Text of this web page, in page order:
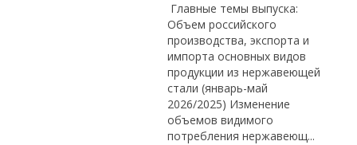
Главные темы выпуска:
Объем российского
производства, экспорта и
импорта основных видов
продукции из нержавеющей
стали (январь-май
2026/2025) Изменение
объемов видимого
потребления нержавеющ...